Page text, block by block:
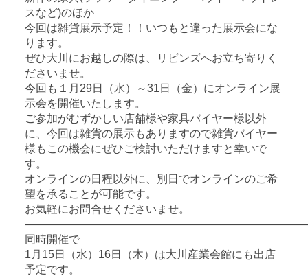
スなど)のほか
今回は雑貨展示予定！！いつもと違った展示会にな
ります。
ぜひ大川にお越しの際は、リビンズへお立ち寄りく
ださいませ。
今回も１月29日（水）～31日（金）にオンライン展
示会を開催いたします。
ご参加がむずかしい店舗様や家具バイヤー様以外
に、今回は雑貨の展示もありますので雑貨バイヤー
様もこの機会にぜひご検討いただけますと幸いで
す。
オンラインの日程以外に、別日でオンラインのご希
望を承ることが可能です。
お気軽にお問合せくださいませ。
同時開催で
1月15日（水）16日（木）は大川産業会館にも出店
予定です。